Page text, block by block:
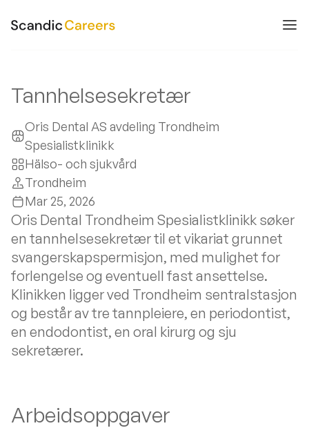
Tannhelsesekretær
Oris Dental AS avdeling Trondheim
Spesialistklinikk
Hälso- och sjukvård
Trondheim
Mar 25, 2026
Oris Dental Trondheim Spesialistklinikk søker
en tannhelsesekretær til et vikariat grunnet
svangerskapspermisjon, med mulighet for
forlengelse og eventuell fast ansettelse.
Klinikken ligger ved Trondheim sentralstasjon
og består av tre tannpleiere, en periodontist,
en endodontist, en oral kirurg og sju
sekretærer.
Arbeidsoppgaver